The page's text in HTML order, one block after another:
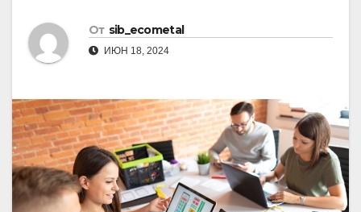
От sib_ecometal
ИЮН 18, 2024